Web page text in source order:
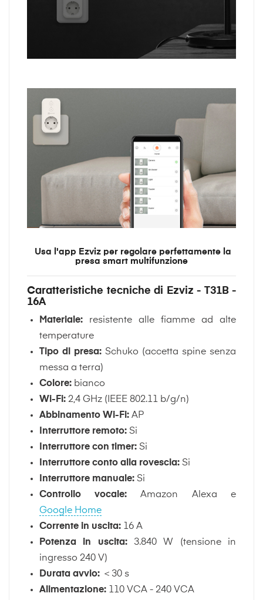
Usa l'app Ezviz per regolare perfettamente la
presa smart multifunzione
Caratteristiche tecniche di Ezviz - T31B -
16A
Materiale:resistente alle fiamme ad alte
temperature
Tipo di presa:Schuko (accetta spine senza
messa a terra)
Colore: bianco
Wi-Fi: 2,4 GHz (IEEE 802.11 b/g/n)
Abbinamento Wi-Fi:AP
Interruttore remoto:Si
Interruttore con timer:Si
Interruttore conto alla rovescia:Si
Interruttore manuale:Si
Controllo vocale: Amazon Alexa e
Google Home
Corrente in uscita:16 A
Potenza in uscita:3.840 W (tensione in
ingresso 240 V)
Durata avvio:＜30 s
Alimentazione:110 VCA - 240 VCA